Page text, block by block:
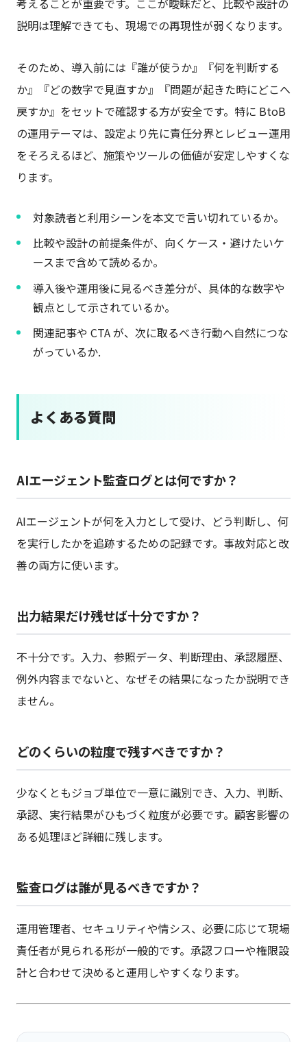
考えることが重要です。ここが曖昧だと、比較や設計の
説明は理解できても、現場での再現性が弱くなります。
そのため、導入前には『誰が使うか』『何を判断する
か』『どの数字で見直すか』『問題が起きた時にどこへ
戻すか』をセットで確認する方が安全です。特に BtoB
の運用テーマは、設定より先に責任分界とレビュー運用
をそろえるほど、施策やツールの価値が安定しやすくな
ります。
対象読者と利用シーンを本文で言い切れているか。
比較や設計の前提条件が、向くケース・避けたいケ
ースまで含めて読めるか。
導入後や運用後に見るべき差分が、具体的な数字や
観点として示されているか。
関連記事や CTA が、次に取るべき行動へ自然につな
がっているか.
よくある質問
AIエージェント監査ログとは何ですか？
AIエージェントが何を入力として受け、どう判断し、何
を実行したかを追跡するための記録です。事故対応と改
善の両方に使います。
出力結果だけ残せば十分ですか？
不十分です。入力、参照データ、判断理由、承認履歴、
例外内容までないと、なぜその結果になったか説明でき
ません。
どのくらいの粒度で残すべきですか？
少なくともジョブ単位で一意に識別でき、入力、判断、
承認、実行結果がひもづく粒度が必要です。顧客影響の
ある処理ほど詳細に残します。
監査ログは誰が見るべきですか？
運用管理者、セキュリティや情シス、必要に応じて現場
責任者が見られる形が一般的です。承認フローや権限設
計と合わせて決めると運用しやすくなります。